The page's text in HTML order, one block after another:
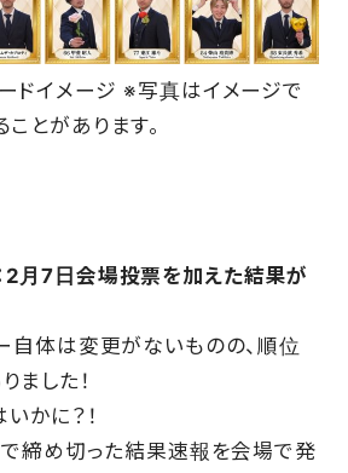
ドイメージ ※写真はイメージで
とがあります。
2月7日会場投票を加えた結果が
自体は変更がないものの、順位
ました！
かに？！
締め切った結果速報を会場で発